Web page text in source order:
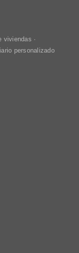
viviendas ·
personalizado